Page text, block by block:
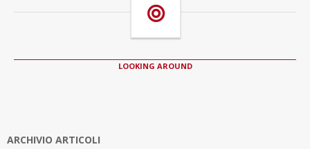
LOOKING AROUND
ARCHIVIO ARTICOLI